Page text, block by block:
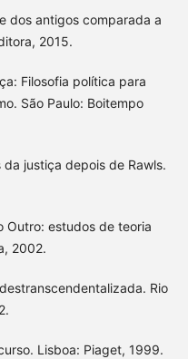
dos antigos comparada a
2015.
Filosofia política para
São Paulo: Boitempo
da justiça depois de Rawls.
Outro: estudos de teoria
2002.
destranscendentalizada. Rio
Lisboa: Piaget, 1999.